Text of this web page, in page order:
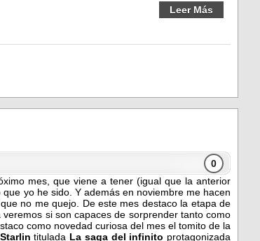
Leer Más
0
mes, que viene a tener (igual que la anterior
yo he sido. Y además en noviembre me hacen
no me quejo. De este mes destaco la etapa de
veremos si son capaces de sorprender tanto como
como novedad curiosa del mes el tomito de la
titulada La saga del infinito protagonizada